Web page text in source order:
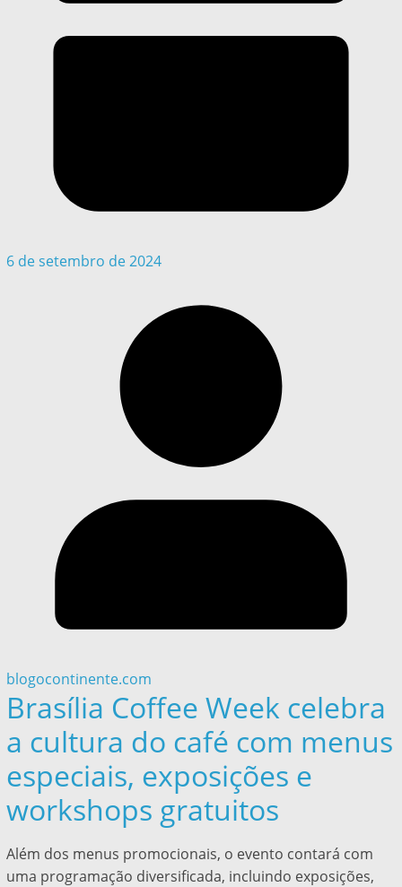
6 de setembro de 2024
blogocontinente.com
Brasília Coffee Week celebra
a cultura do café com menus
especiais, exposições e
workshops gratuitos
Além dos menus promocionais, o evento contará com
uma programação diversificada, incluindo exposições,